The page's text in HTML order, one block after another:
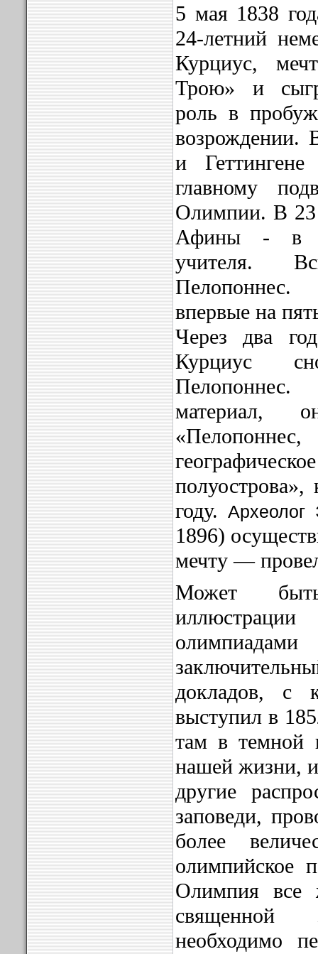
5 мая 1838
24-летний
Курциус,
Трою» и
роль в
возрождении.
и
главному
Олимпии. В 23
Афины - в
учителя.
впервые на
Через два
Курциус
материал,
году.Археолог
1896)
мечту —
Может
докладов, с
выступил в
там в темной
нашей жизни, и
другие
заповеди,
более
олимпийское
Олимпия все
необходимо